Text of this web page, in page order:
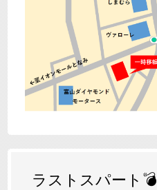
ラストスパート💣